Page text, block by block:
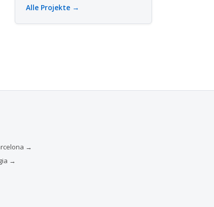
Alle Projekte →
→
→